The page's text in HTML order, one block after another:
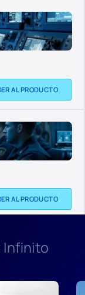
AL PRODUCTO
AL PRODUCTO
Infinito